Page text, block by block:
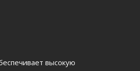
высокую